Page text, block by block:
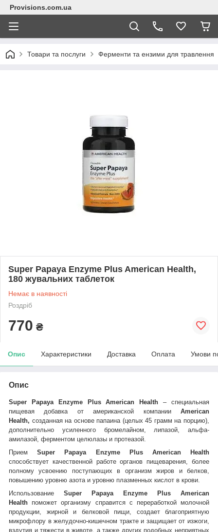
Provisions.com.ua
Товари та послуги Ферменти та ензими для травлення
Super Papaya Enzyme Plus American Health,
180 жувальних таблеток
Немає в наявності
Роздріб
770 ₴
Опис Характеристики Доставка Оплата Умови
Опис
Super Papaya Enzyme Plus American Health – специальная
пищевая добавка от американской компании
American
Health, созданная на основе папаина (целых 45 грамм на порцию),
дополнительно усиленного бромелайном, липазой, альфа-
амилазой, ферментом целюлазы и протеазой.
ПриемSuper Papaya Enzyme Plus American Health
способствует качественной работе органов пищеварения, более
полному усвоению поступающих в организм жиров и белков,
повышению уровню азота и уровню плазменных кислот в крови.
Использование Super Papaya Enzyme Plus American
Health поможет организму справится с переработкой молочной
продукции, жирной и белковой пищи, создает благоприятную
микрофлору в желудочно-кишечном тракте и защищает от изжоги,
вздутия и тяжести в животе, а также других подобных неприятных